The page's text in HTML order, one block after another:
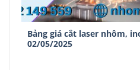
Bảng giá cắt laser nhôm,
02/05/2025